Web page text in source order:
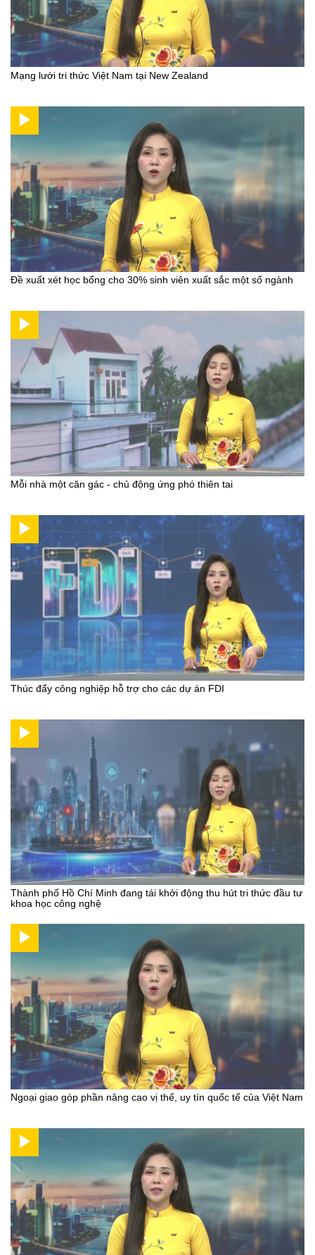
Mạng lưới tri thức Việt Nam tại New Zealand
Đề xuất xét học bổng cho 30% sinh viên xuất sắc một số ngành
Mỗi nhà một căn gác - chủ động ứng phó thiên tai
Thúc đẩy công nghiệp hỗ trợ cho các dự án FDI
Thành phố Hồ Chí Minh đang tái khởi động thu hút tri thức đầu tư
khoa học công nghệ
Ngoại giao góp phần nâng cao vị thế, uy tín quốc tế của Việt Nam